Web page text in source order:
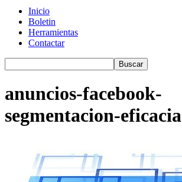
Inicio
Boletin
Herramientas
Contactar
anuncios-facebook-
segmentacion-eficacia